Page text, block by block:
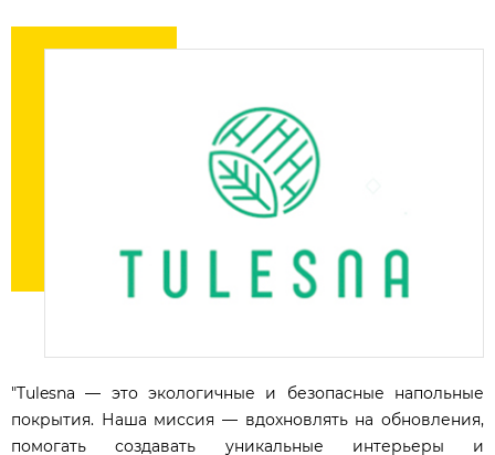
"Tulesna — это экологичные и безопасные напольные
покрытия. Наша миссия — вдохновлять на обновления,
помогать создавать уникальные интерьеры и